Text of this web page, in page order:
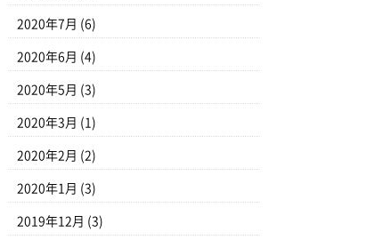
2020年7月 (6)
2020年6月 (4)
2020年5月 (3)
2020年3月 (1)
2020年2月 (2)
2020年1月 (3)
2019年12月 (3)